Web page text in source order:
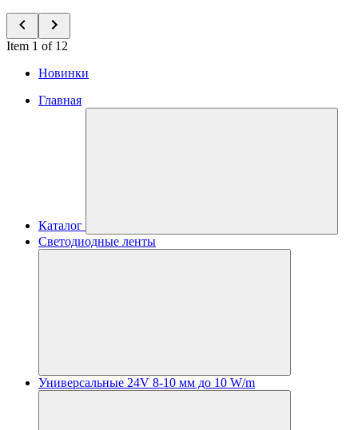
Item 1 of 12
Новинки
Главная
Каталог
Светодиодные ленты
Универсальные 24V 8-10 мм до 10 W/m